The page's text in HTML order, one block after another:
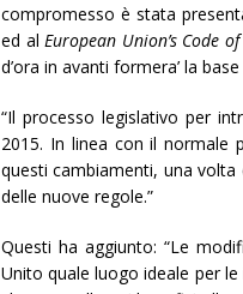
compromesso è stata
ed al European Union’s Code
d’ora in avanti formera’ la
“Il processo legislativo per
2015. In linea con il normale
questi cambiamenti, una volta
delle nuove regole.”
Questi ha aggiunto: “Le
Unito quale luogo ideale per